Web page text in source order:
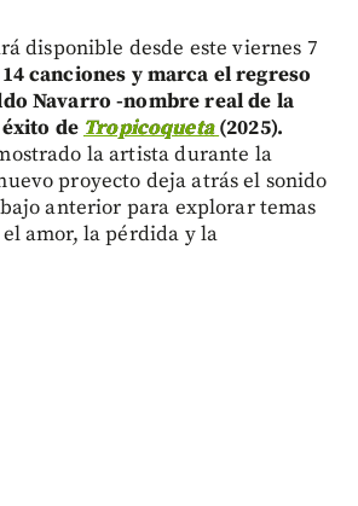
disponible desde este viernes 7
canciones y marca el regreso
Navarro -nombre real de la
de Tropicoqueta (2025).
la artista durante la
proyecto deja atrás el sonido
anterior para explorar temas
amor, la pérdida y la